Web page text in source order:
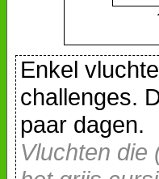
Enkel
challenges.
paar dagen.
Vluchten die